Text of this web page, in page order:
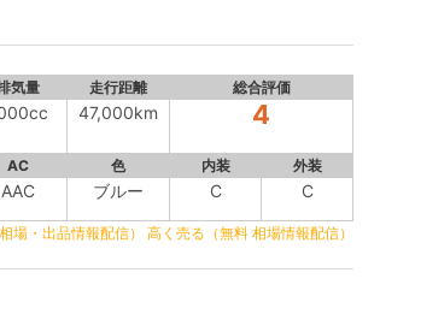
気量 走行距離 総合評価
47,000km 4
AC 色 内装 外装
AAC ブルー C C
場・出品情報配信） 高く売る（無料 相場情報配信）